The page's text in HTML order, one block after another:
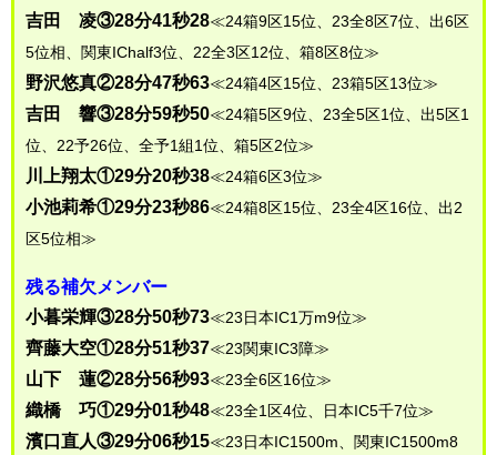
吉田 凌③28分41秒28≪24箱9区15位、23全8区7位、出6区
5位相、関東IChalf3位、22全3区12位、箱8区8位≫
野沢悠真②28分47秒63≪24箱4区15位、23箱5区13位≫
吉田 響③28分59秒50≪24箱5区9位、23全5区1位、出5区1
位、22予26位、全予1組1位、箱5区2位≫
川上翔太①29分20秒38≪24箱6区3位≫
小池莉希①29分23秒86≪24箱8区15位、23全4区16位、出2
区5位相≫
残る補欠メンバー
小暮栄輝③28分50秒73≪23日本IC1万m9位≫
齊藤大空①28分51秒37≪23関東IC3障≫
山下 蓮②28分56秒93≪23全6区16位≫
織橋 巧①29分01秒48≪23全1区4位、日本IC5千7位≫
濱口直人③29分06秒15≪23日本IC1500m、関東IC1500m8